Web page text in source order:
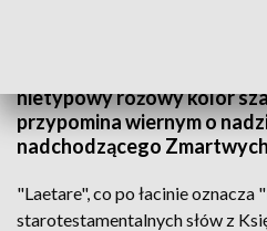
nietypowy różowy kolor
przypomina wiernym o
nadchodzącego
"Laetare", co po łacinie oznacza
starotestamentalnych słów z